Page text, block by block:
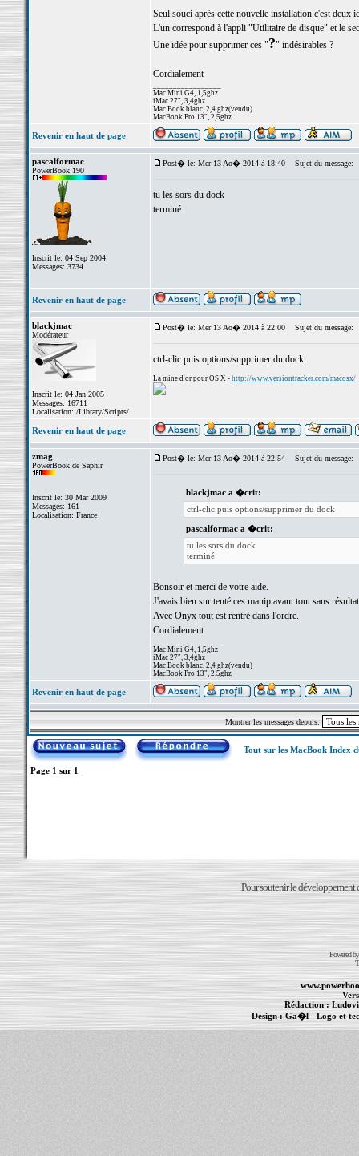
Seul souci après cette nouvelle installation c'est deux
L'un correspond à l'appli "Utilitaire de disque" et le
Une idée pour supprimer ces "?" indésirables ?
Cordialement
Mac Mini G4, 1,5ghz
iMac 27", 3,4ghz
Mac Book blanc, 2,4 ghz(vendu)
MacBook Pro 13", 2,5ghz
Revenir en haut de page
pascalformac
PowerBook 190
Inscrit le: 04 Sep 2004
Messages: 3734
Post� le: Mer 13 Ao� 2014 à 18:40 Sujet du message:
tu les sors du dock
terminé
Revenir en haut de page
blackjmac
Modérateur
Inscrit le: 04 Jan 2005
Messages: 16711
Localisation: /Library/Scripts/
Post� le: Mer 13 Ao� 2014 à 22:00 Sujet du message:
ctrl-clic puis options/supprimer du dock
La mine d'or pour OS X - http://www.versiontracker.com/macosx/
Revenir en haut de page
zmag
PowerBook de Saphir
Inscrit le: 30 Mar 2009
Messages: 161
Localisation: France
Post� le: Mer 13 Ao� 2014 à 22:54 Sujet du message:
blackjmac a �crit:
ctrl-clic puis options/supprimer du dock
pascalformac a �crit:
tu les sors du dock
terminé
Bonsoir et merci de votre aide.
J'avais bien sur tenté ces manip avant tout sans
Avec Onyx tout est rentré dans l'ordre.
Cordialement
Mac Mini G4, 1,5ghz
iMac 27", 3,4ghz
Mac Book blanc, 2,4 ghz(vendu)
MacBook Pro 13", 2,5ghz
Revenir en haut de page
Montrer les messages depuis:
Tout sur les MacBook Index
Page 1 sur 1
Pour soutenir le développement
Powered
Rédaction :
Design :Ga�l- Logo et
Informations : PowerBook - MacBook Pro